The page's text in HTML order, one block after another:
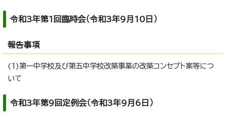
令和3年第1回臨時会（令和3年9月10日）
報告事項
(1)第一中学校及び第五中学校改築事業の改築コンセプト案等につ
いて
令和3年第9回定例会（令和3年9月6日）